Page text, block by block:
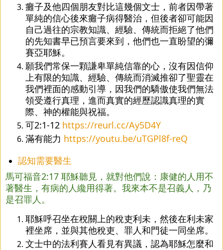
癱子及他四個朋友對比這幾個文士，前者因帶著
單純的信心後來癱子病得醫治，但後者卻可能因
自己過往的宗教知識、經驗、傳統而拒絕了他們
的先知書早已預言要來到，他們也一直盼望的彌
賽亞耶穌。
願我們常保一顆謙卑單純信靠的心，沒有因信仰
上有限的知識、經驗、傳統而消滅推卻了聖靈在
我們裡面的感動引導，因我們的驕傲使我們無法
領受遵行真理，進而真實的經歷認識真理的實
際、神的權能與祝福。
可2:1-12 https://reurl.cc/Ay5D4Y
滿有能力 https://youtu.be/uTGPl8f-reQ
認知需要醫生
馬可福音2:17 耶穌聽見，就對他們說：康健的人用不
著醫生，有病的人纔用得著。我來本不是召義人，乃
是召罪人。
耶穌呼召坐在稅關上的稅吏利未，然後在利未家
裡坐席，並與其他稅吏、罪人和門徒一同坐席。
文士中的法利賽人看見有異議，認為耶穌怎麼和